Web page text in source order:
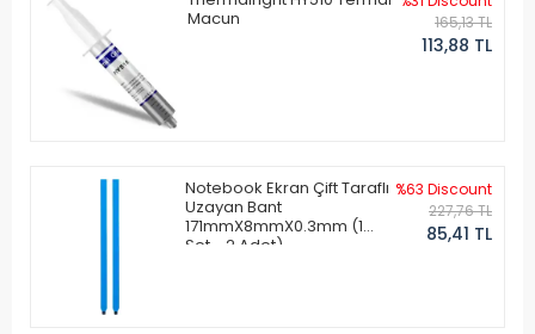
Macun
165,13 TL
113,88 TL
Notebook Ekran Çift Taraflı
Uzayan Bant
171mmX8mmX0.3mm (1
Set - 2 Adet)
%63 Discount
227,76 TL
85,41 TL